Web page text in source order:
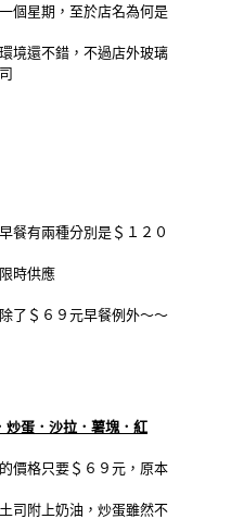
個星期，至於店名為何是
境還不錯，不過店外玻璃
餐有兩種分別是＄１２０
時供應
了＄６９元早餐例外～～
蛋．沙拉．薯塊．紅
價格只要＄６９元，原本
司附上奶油，炒蛋雖然不